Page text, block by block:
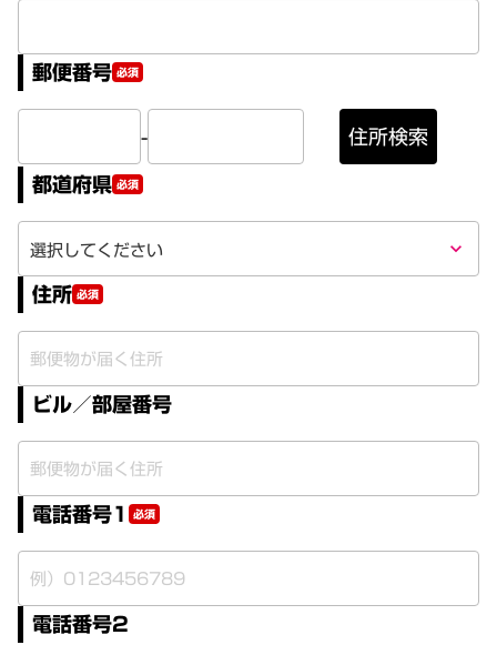
郵便番号 必須
-
住所検索
都道府県 必須
keyboard_arrow_down
住所 必須
ビル／部屋番号
電話番号1 必須
電話番号2